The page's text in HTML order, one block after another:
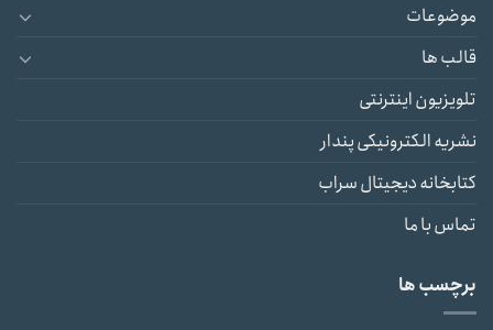
موضوعات
قالب ها
تلویزیون اینترنتی
نشریه الکترونیکی پندار
کتابخانه دیجیتال سراب
تماس با ما
برچسب ها